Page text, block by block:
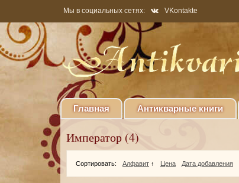
Мы в социальных сетях: VKontakte
Главная Антикварные книги
Император (4)
Сортировать: Алфавит ↑ Цена Дата добавления